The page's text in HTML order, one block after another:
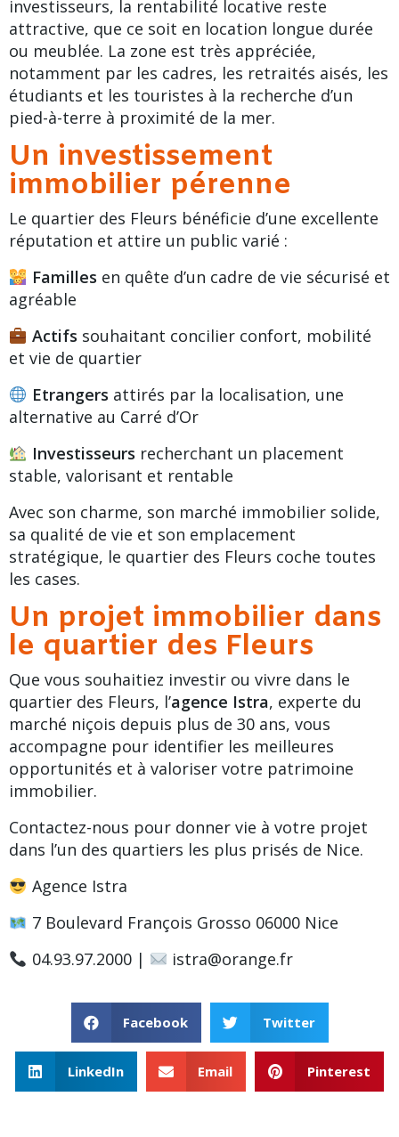
investisseurs, la rentabilité locative reste
attractive, que ce soit en location longue durée
ou meublée. La zone est très appréciée,
notamment par les cadres, les retraités aisés, les
étudiants et les touristes à la recherche d’un
pied-à-terre à proximité de la mer.
Un investissement
immobilier pérenne
Le quartier des Fleurs bénéficie d’une excellente
réputation et attire un public varié :
Familles en quête d’un cadre de vie sécurisé et
agréable
Actifs souhaitant concilier confort, mobilité
et vie de quartier
Etrangers attirés par la localisation, une
alternative au Carré d’Or
Investisseurs recherchant un placement
stable, valorisant et rentable
Avec son charme, son marché immobilier solide,
sa qualité de vie et son emplacement
stratégique, le quartier des Fleurs coche toutes
les cases.
Un projet immobilier dans
le quartier des Fleurs
Que vous souhaitiez investir ou vivre dans le
quartier des Fleurs, l’agence Istra, experte du
marché niçois depuis plus de 30 ans, vous
accompagne pour identifier les meilleures
opportunités et à valoriser votre patrimoine
immobilier.
Contactez-nous pour donner vie à votre projet
dans l’un des quartiers les plus prisés de Nice.
Agence Istra
7 Boulevard François Grosso 06000 Nice
04.93.97.2000 |
istra@orange.fr
Facebook Twitter
LinkedIn Email Pinterest